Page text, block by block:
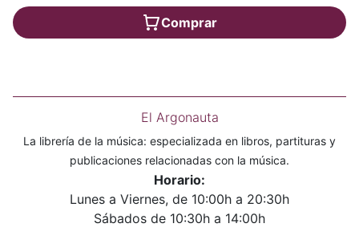
Comprar
El Argonauta
La librería de la música: especializada en libros, partituras y
publicaciones relacionadas con la música.
Horario:
Lunes a Viernes, de 10:00h a 20:30h
Sábados de 10:30h a 14:00h